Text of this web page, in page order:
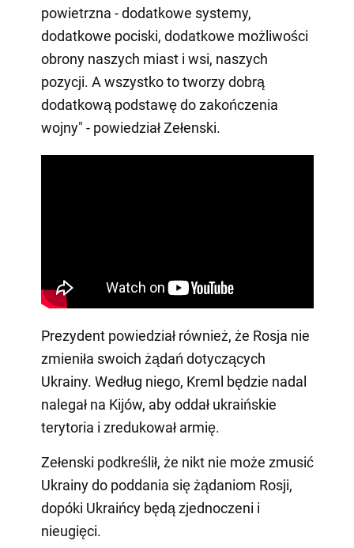
powietrzna - dodatkowe systemy,
dodatkowe pociski, dodatkowe możliwości
obrony naszych miast i wsi, naszych
pozycji. A wszystko to tworzy dobrą
dodatkową podstawę do zakończenia
wojny" - powiedział Zełenski.
Prezydent powiedział również, że Rosja nie
zmieniła swoich żądań dotyczących
Ukrainy. Według niego, Kreml będzie nadal
nalegał na Kijów, aby oddał ukraińskie
terytoria i zredukował armię.
Zełenski podkreślił, że nikt nie może zmusić
Ukrainy do poddania się żądaniom Rosji,
dopóki Ukraińcy będą zjednoczeni i
nieugięci.